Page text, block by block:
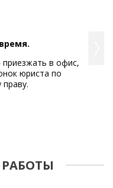
в офис,
юриста по